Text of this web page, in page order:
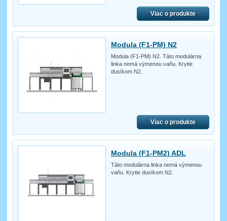
Viac o produkte
Modula (F1-PM) N2
Modula (F1-PM) N2. Táto modulárna
linka nemá výmenou vaňu. Krytie
dusíkom N2.
Viac o produkte
Modula (F1-PM2) ADL
Táto modulárna linka nemá výmenou
vaňu. Krytie dusíkom N2.